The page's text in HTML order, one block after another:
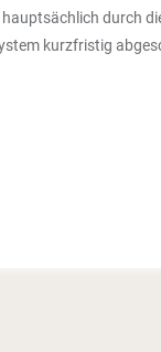
durch
kurzfristig